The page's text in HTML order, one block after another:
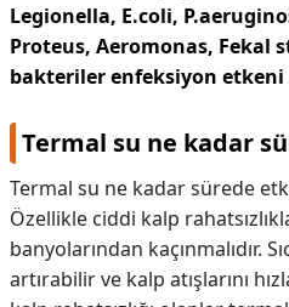
Legionella, E.coli,
Proteus, Aeromonas, Fekal
bakteriler enfeksiyon
Termal su ne kadar
Termal su ne kadar sürede
Özellikle ciddi kalp
banyolarından kaçınmalıdır.
artırabilir ve kalp atışlarını